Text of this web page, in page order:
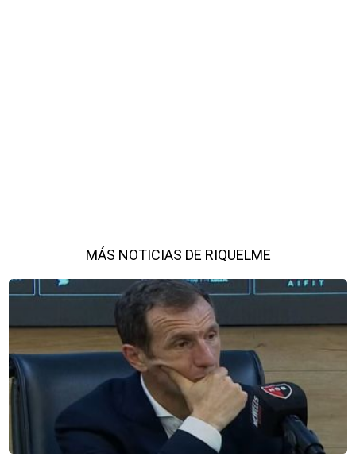
MÁS NOTICIAS DE RIQUELME